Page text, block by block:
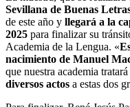
Sevillana de Buenas
de este año y llegará a la
2025 para finalizar su
Academia de la Lengua. «
nacimiento de Manuel
que nuestra academia
diversos actos a estas dos